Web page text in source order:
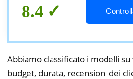
8.4
Abbiamo classificato i modelli
budget, durata, recensioni dei